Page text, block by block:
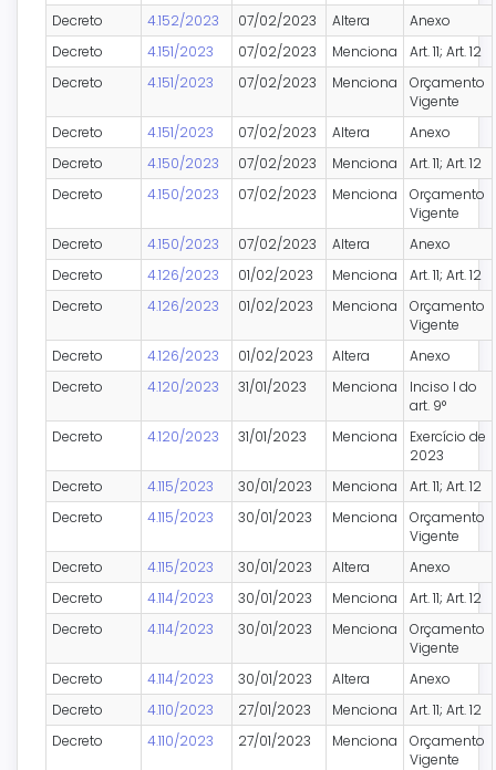
Decreto
4.152/2023 07/02/2023 Altera
Anexo
Decreto
4.151/2023 07/02/2023 Menciona
Art. 11; Art. 12
Decreto
4.151/2023 07/02/2023 Menciona
Orçamento
Vigente
Decreto
4.151/2023 07/02/2023 Altera
Anexo
Decreto
4.150/2023 07/02/2023 Menciona
Art. 11; Art. 12
Decreto
4.150/2023 07/02/2023 Menciona
Orçamento
Vigente
Decreto
4.150/2023 07/02/2023 Altera
Anexo
Decreto
4.126/2023 01/02/2023 Menciona
Art. 11; Art. 12
Decreto
4.126/2023 01/02/2023 Menciona
Orçamento
Vigente
Decreto
4.126/2023 01/02/2023 Altera
Anexo
Decreto
4.120/2023 31/01/2023 Menciona
Inciso I do
art. 9°
Decreto
4.120/2023 31/01/2023 Menciona
Exercício de
2023
Decreto
4.115/2023 30/01/2023 Menciona
Art. 11; Art. 12
Decreto
4.115/2023 30/01/2023 Menciona
Orçamento
Vigente
Decreto
4.115/2023 30/01/2023 Altera
Anexo
Decreto
4.114/2023 30/01/2023 Menciona
Art. 11; Art. 12
Decreto
4.114/2023 30/01/2023 Menciona
Orçamento
Vigente
Decreto
4.114/2023 30/01/2023 Altera
Anexo
Decreto
4.110/2023 27/01/2023 Menciona
Art. 11; Art. 12
Decreto
4.110/2023 27/01/2023 Menciona
Orçamento
Vigente